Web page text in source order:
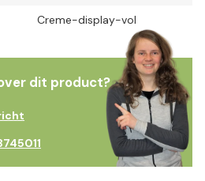
Creme-display-vol
dit product?